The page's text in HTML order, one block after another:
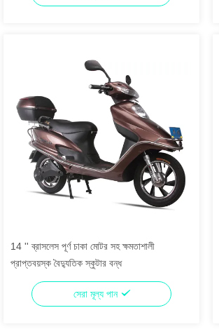
14 '' ব্রাসলেস পূর্ণ চাকা মোটর সহ ক্ষমতাশালী
প্রাপ্তবয়স্ক বৈদ্যুতিক স্কুটার বন্ধ
সেরা মূল্য পান